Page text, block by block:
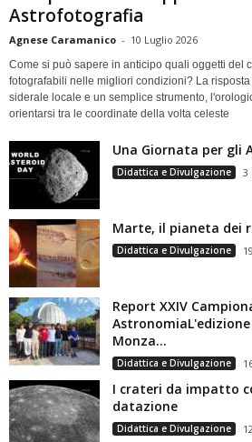
Astrofotografia
Agnese Caramanico - 10 Luglio 2026
Come si può sapere in anticipo quali oggetti del
fotografabili nelle migliori condizioni? La
siderale locale e un semplice strumento,
orientarsi tra le coordinate della volta celeste
Una Giornata per gli
Didattica e Divulgazione 3
Marte, il pianeta dei
Didattica e Divulgazione
Report XXIV
Monza...
Didattica e Divulgazione
I crateri da impatto
datazione
Didattica e Divulgazione